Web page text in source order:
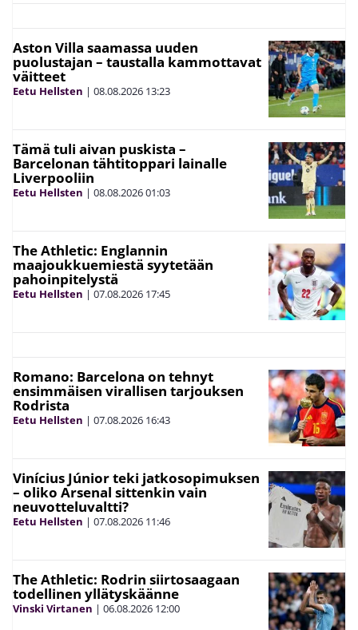
Aston Villa saamassa uuden
puolustajan – taustalla kammottavat
väitteet
Eetu Hellsten | 08.08.2026 13:23
Tämä tuli aivan puskista –
Barcelonan tähtitoppari lainalle
Liverpooliin
Eetu Hellsten | 08.08.202601:03
The Athletic: Englannin
maajoukkuemiestä syytetään
pahoinpitelystä
Eetu Hellsten | 07.08.2026 17:45
Romano: Barcelona on tehnyt
ensimmäisen virallisen tarjouksen
Rodrista
Eetu Hellsten | 07.08.2026 16:43
Vinícius Júnior teki jatkosopimuksen
– oliko Arsenal sittenkin vain
neuvotteluvaltti?
Eetu Hellsten | 07.08.2026 11:46
The Athletic: Rodrin siirtosaagaan
todellinen yllätyskäänne
Vinski Virtanen | 06.08.2026 12:00